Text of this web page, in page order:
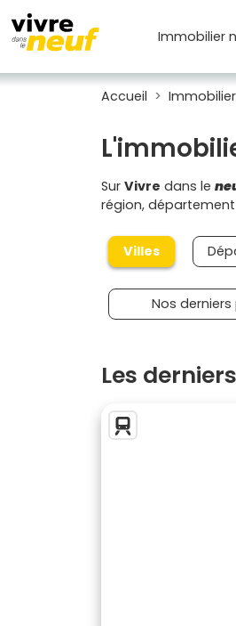
Immobilier
Accueil
Sur Vivre dans le
région, département
Villes
Nos
Les